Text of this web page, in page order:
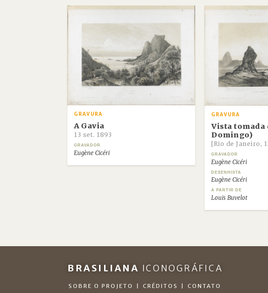
GRAVURA
A Gavia
13 set. 1893
GRAVADOR
Eugène Cicéri
GRAVURA
Vista tomada
Domingo)
[Rio de Janeiro,
GRAVADOR
Eugène Cicéri
DESENHISTA
Eugène Cicéri
A PARTIR DE
Louis Buvelot
BRASILIANA ICONOGRÁFICA
SOBRE O PROJETO CRÉDITOS CONTATO